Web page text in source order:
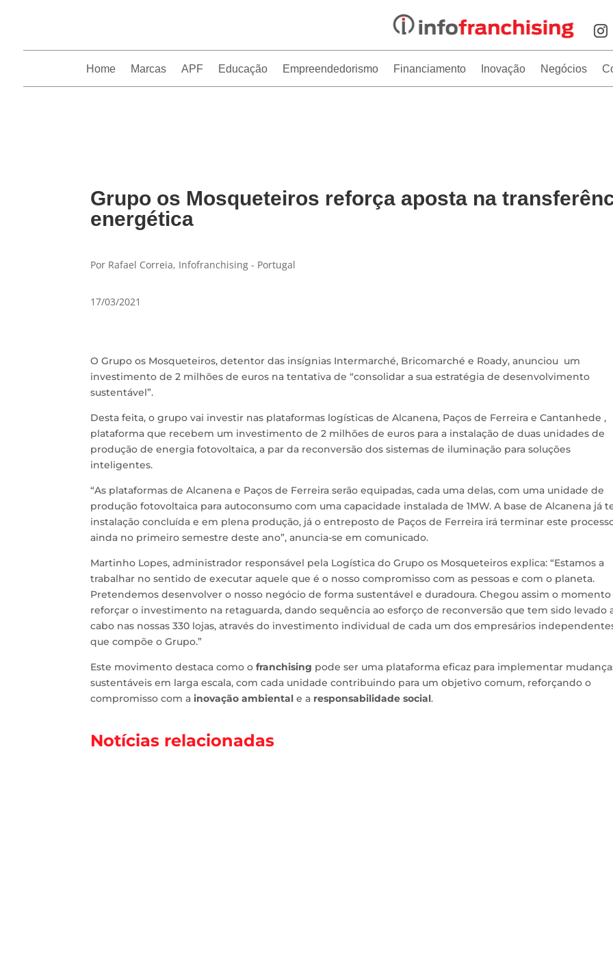
Home Marcas APF Educação Empreendedorismo Financiamento Inovação Negócios
Grupo os Mosqueteiros reforça aposta na
energética
Por Rafael Correia, Infofranchising - Portugal
17/03/2021
O Grupo os Mosqueteiros, detentor das insígnias Intermarché, Bricomarché e Roady, anunciou um
investimento de 2 milhões de euros na tentativa de “consolidar a sua estratégia de desenvolvimento
sustentável”.
Desta feita, o grupo vai investir nas plataformas logísticas de Alcanena, Paços de Ferreira e Cantanhede ,
plataforma que recebem um investimento de 2 milhões de euros para a instalação de duas unidades de
produção de energia fotovoltaica, a par da reconversão dos sistemas de iluminação para soluções
inteligentes.
“As plataformas de Alcanena e Paços de Ferreira serão equipadas, cada uma delas, com uma unidade de
produção fotovoltaica para autoconsumo com uma capacidade instalada de 1MW. A base de Alcanena já
instalação concluída e em plena produção, já o entreposto de Paços de Ferreira irá terminar este
ainda no primeiro semestre deste ano”, anuncia-se em comunicado.
Martinho Lopes, administrador responsável pela Logística do Grupo os Mosqueteiros explica: “Estamos a
trabalhar no sentido de executar aquele que é o nosso compromisso com as pessoas e com o planeta.
Pretendemos desenvolver o nosso negócio de forma sustentável e duradoura. Chegou assim o
reforçar o investimento na retaguarda, dando sequência ao esforço de reconversão que tem sido levado
cabo nas nossas 330 lojas, através do investimento individual de cada um dos empresários
que compõe o Grupo.”
Este movimento destaca como o franchising pode ser uma plataforma eficaz para implementar
sustentáveis em larga escala, com cada unidade contribuindo para um objetivo comum, reforçando o
compromisso com a inovação ambiental e a responsabilidade social.
Notícias relacionadas